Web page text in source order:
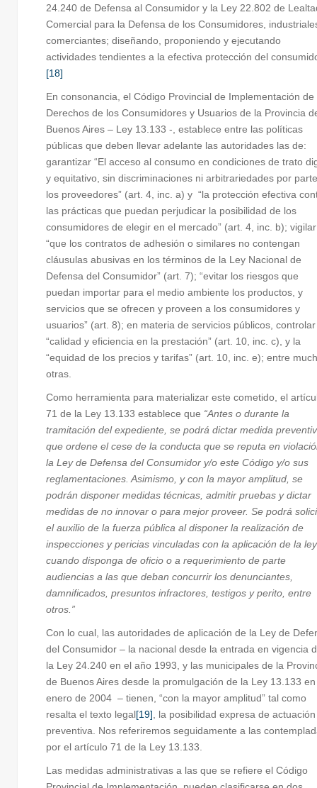
24.240 de Defensa al Consumidor y la Ley 22.802 de
Comercial para la Defensa de los Consumidores,
comerciantes; diseñando, proponiendo y ejecutando
actividades tendientes a la efectiva protección del
[18]
En consonancia, el Código Provincial de Implementación de
Derechos de los Consumidores y Usuarios de la Provincia
Buenos Aires – Ley 13.133 -, establece entre las políticas
públicas que deben llevar adelante las autoridades las de:
garantizar “El acceso al consumo en condiciones de trato
y equitativo, sin discriminaciones ni arbitrariedades por
los proveedores” (art. 4, inc. a) y “la protección efectiva
las prácticas que puedan perjudicar la posibilidad de los
consumidores de elegir en el mercado” (art. 4, inc. b); vigilar
“que los contratos de adhesión o similares no contengan
cláusulas abusivas en los términos de la Ley Nacional de
Defensa del Consumidor” (art. 7); “evitar los riesgos que
puedan importar para el medio ambiente los productos, y
servicios que se ofrecen y proveen a los consumidores y
usuarios” (art. 8); en materia de servicios públicos,
“calidad y eficiencia en la prestación” (art. 10, inc. c), y la
“equidad de los precios y tarifas” (art. 10, inc. e); entre
otras.
Como herramienta para materializar este cometido, el
71 de la Ley 13.133 establece que “Antes o durante la
tramitación del expediente, se podrá dictar medida
que ordene el cese de la conducta que se reputa en
la Ley de Defensa del Consumidor y/o este Código y/o sus
reglamentaciones. Asimismo, y con la mayor amplitud, se
podrán disponer medidas técnicas, admitir pruebas y dictar
medidas de no innovar o para mejor proveer. Se podrá
el auxilio de la fuerza pública al disponer la realización de
inspecciones y pericias vinculadas con la aplicación de la
cuando disponga de oficio o a requerimiento de parte
audiencias a las que deban concurrir los denunciantes,
damnificados, presuntos infractores, testigos y perito, entre
otros.”
Con lo cual, las autoridades de aplicación de la Ley de
del Consumidor – la nacional desde la entrada en vigencia
la Ley 24.240 en el año 1993, y las municipales de la
de Buenos Aires desde la promulgación de la Ley 13.133 en
enero de 2004 – tienen, “con la mayor amplitud” tal como
resalta el texto legal[19] , la posibilidad expresa de actuación
preventiva. Nos referiremos seguidamente a las
por el artículo 71 de la Ley 13.133.
Las medidas administrativas a las que se refiere el Código